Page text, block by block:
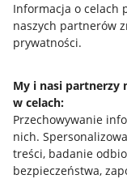
Informacja o celach
naszych partnerów
prywatności.
My i nasi partnerzy
w celach:
Przechowywanie
nich.
treści, badanie
bezpieczeństwa,
Przydatne
Jak to działa
Napisz do nas
Allegro Gadane dla
Allegro Gadane dla
Mapa miejscowości